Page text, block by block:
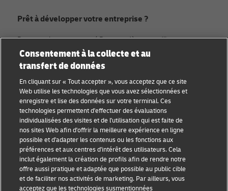
Prêt à développer votre entreprise ?
Rejoignez la communauté Discover dès aujourd’hui.
Catégories
Conseils aux petites
entreprises
Conseil e-commerce
Conseil B2B
Conseil logistique
Actualités et
perspectives
À propos de DHL
Contact
Centre de presse
Durabilité
Mentions légales
Conditions d’utilisation
Consentement à la collecte et au
transfert de données
En cliquant sur « Tout accepter », vous acceptez que ce site
Web utilise les technologies que vous avez sélectionnées et
enregistre et lise des données sur votre terminal. Ces
technologies permettent d'effectuer des évaluations
individualisées des visites et de l'utilisation qui est faite de
nos sites Web afin d'offrir la meilleure expérience en ligne
possible et d'adapter les contenus ou les fonctions aux
préférences et aux centres d'intérêt des utilisateurs. Cela
inclut également la création de profils afin de rendre notre
offre aussi pratique et adaptée que possible au public cible
et de faciliter nos activités de marketing. Par ailleurs, vous
acceptez que les technologies susmentionnées